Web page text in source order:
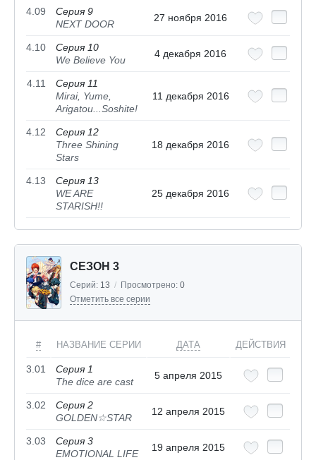
4.09
Серия 9
NEXT DOOR
27 ноября 2016
4.10
Серия 10
We Believe You
4 декабря 2016
4.11
Серия 11
Mirai, Yume,
Arigatou...Soshite!
11 декабря 2016
4.12
Серия 12
Three Shining
Stars
18 декабря 2016
4.13
Серия 13
WE ARE
STARISH!!
25 декабря 2016
СЕЗОН 3
Серий: 13 / Просмотрено: 0
Отметить все серии
# НАЗВАНИЕ СЕРИИ ДАТА ДЕЙСТВИЯ
3.01
Серия 1
The dice are cast
5 апреля 2015
3.02
Серия 2
GOLDEN☆STAR
12 апреля 2015
3.03
Серия 3
EMOTIONAL LIFE
19 апреля 2015